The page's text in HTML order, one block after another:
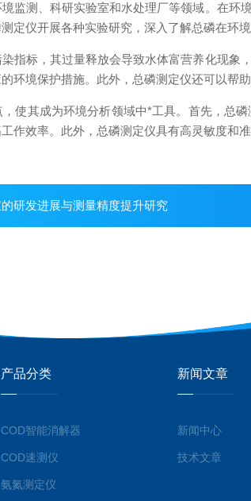
测、科研实验室和水处理厂等领域。在环
定仪开展各种实验研究，深入了解总磷在环
标，其过量释放会导致水体富营养化现象
环境保护措施。此外，总磷测定仪还可以帮
其成为环境分析领域中*工具。首先，总磷
作效率。此外，总磷测定仪具有高灵敏度和
研发进展与测量精度提升研究
产品分类
COD智能消解器
COD速测仪
氨氮测定仪
新闻文章
新闻中心
技术文章